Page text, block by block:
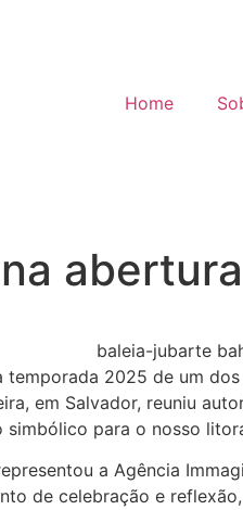
Home
2025 de um
em Salvador, reuniu
simbólico para o nosso
a Agência
de celebração e